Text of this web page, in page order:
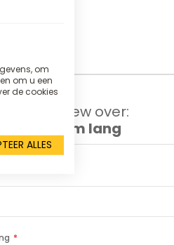
een review over:
600 mm lang
om
om u een
de cookies
ALLES